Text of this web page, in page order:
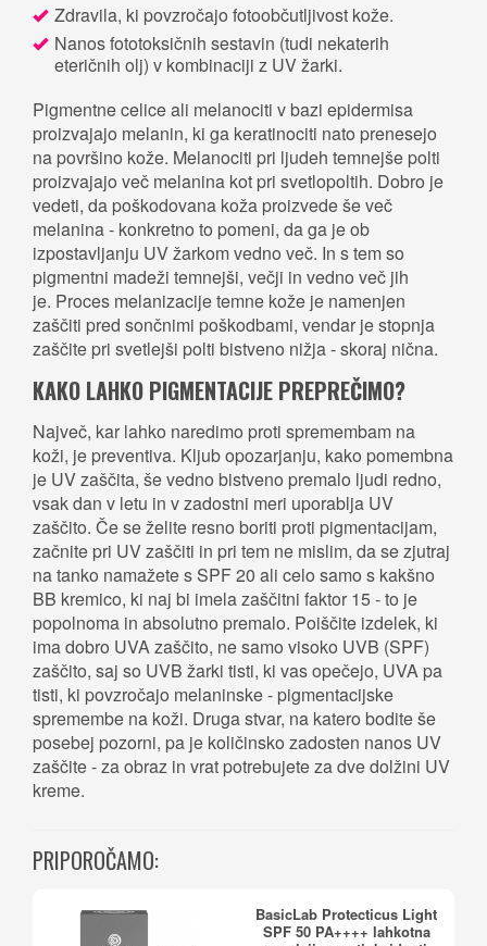
Zdravila, ki povzročajo fotoobčutljivost kože.
Nanos fototoksičnih sestavin (tudi nekaterih
eteričnih olj) v kombinaciji z UV žarki.
Pigmentne celice ali melanociti v bazi epidermisa
proizvajajo melanin, ki ga keratinociti nato prenesejo
na površino kože. Melanociti pri ljudeh temnejše polti
proizvajajo več melanina kot pri svetlopoltih. Dobro je
vedeti, da poškodovana koža proizvede še več
melanina - konkretno to pomeni, da ga je ob
izpostavljanju UV žarkom vedno več. In s tem so
pigmentni madeži temnejši, večji in vedno več jih
je. Proces melanizacije temne kože je namenjen
zaščiti pred sončnimi poškodbami, vendar je stopnja
zaščite pri svetlejši polti bistveno nižja - skoraj nična.
KAKO LAHKO PIGMENTACIJE PREPREČIMO?
Največ, kar lahko naredimo proti spremembam na
koži, je preventiva. Kljub opozarjanju, kako pomembna
je UV zaščita, še vedno bistveno premalo ljudi redno,
vsak dan v letu in v zadostni meri uporablja UV
zaščito. Če se želite resno boriti proti pigmentacijam,
začnite pri UV zaščiti in pri tem ne mislim, da se zjutraj
na tanko namažete s SPF 20 ali celo samo s kakšno
BB kremico, ki naj bi imela zaščitni faktor 15 - to je
popolnoma in absolutno premalo. Poiščite izdelek, ki
ima dobro UVA zaščito, ne samo visoko UVB (SPF)
zaščito, saj so UVB žarki tisti, ki vas opečejo, UVA pa
tisti, ki povzročajo melaninske - pigmentacijske
spremembe na koži. Druga stvar, na katero bodite še
posebej pozorni, pa je količinsko zadosten nanos UV
zaščite - za obraz in vrat potrebujete za dve dolžini UV
kreme.
PRIPOROČAMO:
BasicLab Protecticus Light
SPF 50 PA++++ lahkotna